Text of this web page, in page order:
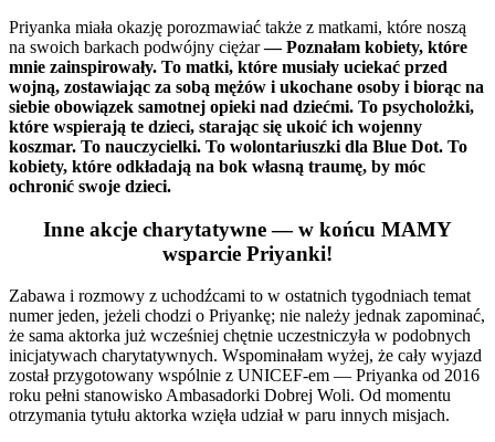
Priyanka miała okazję porozmawiać także z matkami, które noszą
na swoich barkach podwójny ciężar— Poznałam kobiety, które
mnie zainspirowały. To matki, które musiały uciekać przed
wojną, zostawiając za sobą mężów i ukochane osoby i biorąc na
siebie obowiązek samotnej opieki nad dziećmi. To psycholożki,
które wspierają te dzieci, starając się ukoić ich wojenny
koszmar. To nauczycielki. To wolontariuszki dla Blue Dot. To
kobiety, które odkładają na bok własną traumę, by móc
ochronić swoje dzieci.
Inne akcje charytatywne — w końcu MAMY
wsparcie Priyanki!
Zabawa i rozmowy z uchodźcami to w ostatnich tygodniach temat
numer jeden, jeżeli chodzi o Priyankę; nie należy jednak zapominać,
że sama aktorka już wcześniej chętnie uczestniczyła w podobnych
inicjatywach charytatywnych. Wspominałam wyżej, że cały wyjazd
został przygotowany wspólnie z UNICEF-em — Priyanka od 2016
roku pełni stanowisko Ambasadorki Dobrej Woli. Od momentu
otrzymania tytułu aktorka wzięła udział w paru innych misjach.